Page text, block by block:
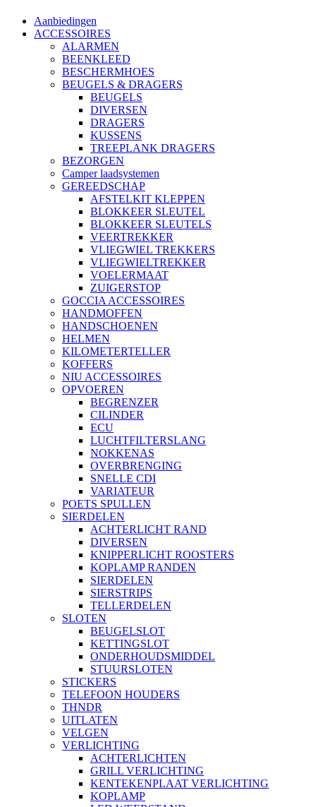
Aanbiedingen
ACCESSOIRES
ALARMEN
BEENKLEED
BESCHERMHOES
BEUGELS & DRAGERS
BEUGELS
DIVERSEN
DRAGERS
KUSSENS
TREEPLANK DRAGERS
BEZORGEN
Camper laadsystemen
GEREEDSCHAP
AFSTELKIT KLEPPEN
BLOKKEER SLEUTEL
BLOKKEER SLEUTELS
VEERTREKKER
VLIEGWIEL TREKKERS
VLIEGWIELTREKKER
VOELERMAAT
ZUIGERSTOP
GOCCIA ACCESSOIRES
HANDMOFFEN
HANDSCHOENEN
HELMEN
KILOMETERTELLER
KOFFERS
NIU ACCESSOIRES
OPVOEREN
BEGRENZER
CILINDER
ECU
LUCHTFILTERSLANG
NOKKENAS
OVERBRENGING
SNELLE CDI
VARIATEUR
POETS SPULLEN
SIERDELEN
ACHTERLICHT RAND
DIVERSEN
KNIPPERLICHT ROOSTERS
KOPLAMP RANDEN
SIERDELEN
SIERSTRIPS
TELLERDELEN
SLOTEN
BEUGELSLOT
KETTINGSLOT
ONDERHOUDSMIDDEL
STUURSLOTEN
STICKERS
TELEFOON HOUDERS
THNDR
UITLATEN
VELGEN
VERLICHTING
ACHTERLICHTEN
GRILL VERLICHTING
KENTEKENPLAAT VERLICHTING
KOPLAMP